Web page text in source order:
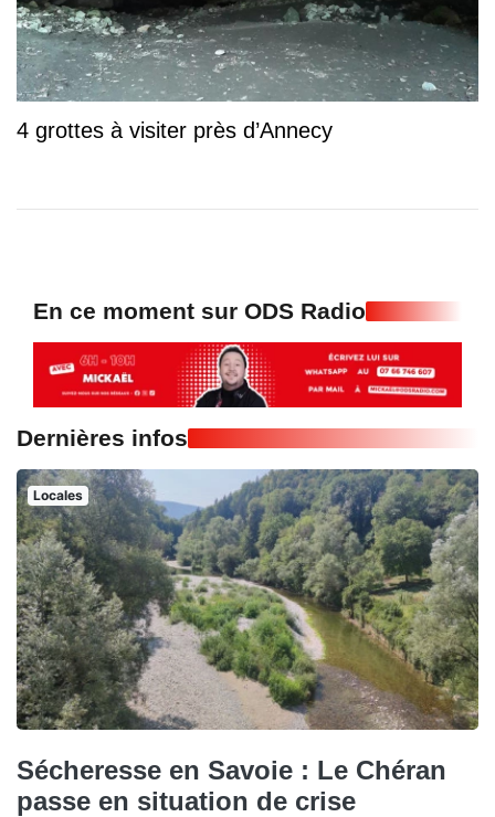
4 grottes à visiter près d’Annecy
En ce moment sur ODS Radio
Dernières infos
Locales
Sécheresse en Savoie : Le Chéran
passe en situation de crise